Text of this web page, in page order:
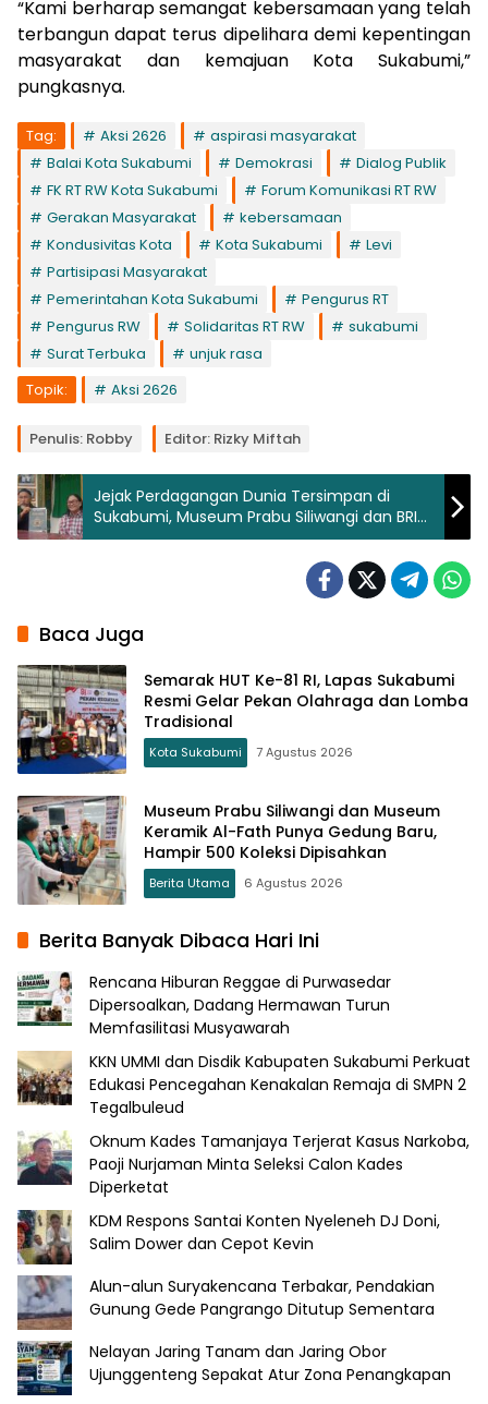
“Kami berharap semangat kebersamaan yang telah
terbangun dapat terus dipelihara demi kepentingan
masyarakat dan kemajuan Kota Sukabumi,”
pungkasnya.
Tag: Aksi 2626
aspirasi masyarakat
Balai Kota Sukabumi
Demokrasi
Dialog Publik
FK RT RW Kota Sukabumi
Forum Komunikasi RT RW
Gerakan Masyarakat
kebersamaan
Kondusivitas Kota
Kota Sukabumi
Levi
Partisipasi Masyarakat
Pemerintahan Kota Sukabumi
Pengurus RT
Pengurus RW
Solidaritas RT RW
sukabumi
Surat Terbuka
unjuk rasa
Topik:
Aksi 2626
Penulis: Robby Editor: Rizky Miftah
Jejak Perdagangan Dunia Tersimpan di
Sukabumi, Museum Prabu Siliwangi dan BRIN
Siapkan Katalog Ilmiah
Baca Juga
Semarak HUT Ke-81 RI, Lapas Sukabumi
Resmi Gelar Pekan Olahraga dan Lomba
Tradisional
Kota Sukabumi 7 Agustus 2026
Museum Prabu Siliwangi dan Museum
Keramik Al-Fath Punya Gedung Baru,
Hampir 500 Koleksi Dipisahkan
Berita Utama 6 Agustus 2026
Berita Banyak Dibaca Hari Ini
Rencana Hiburan Reggae di Purwasedar
Dipersoalkan, Dadang Hermawan Turun
Memfasilitasi Musyawarah
KKN UMMI dan Disdik Kabupaten Sukabumi Perkuat
Edukasi Pencegahan Kenakalan Remaja di SMPN 2
Tegalbuleud
Oknum Kades Tamanjaya Terjerat Kasus Narkoba,
Paoji Nurjaman Minta Seleksi Calon Kades
Diperketat
KDM Respons Santai Konten Nyeleneh DJ Doni,
Salim Dower dan Cepot Kevin
Alun-alun Suryakencana Terbakar, Pendakian
Gunung Gede Pangrango Ditutup Sementara
Nelayan Jaring Tanam dan Jaring Obor
Ujunggenteng Sepakat Atur Zona Penangkapan